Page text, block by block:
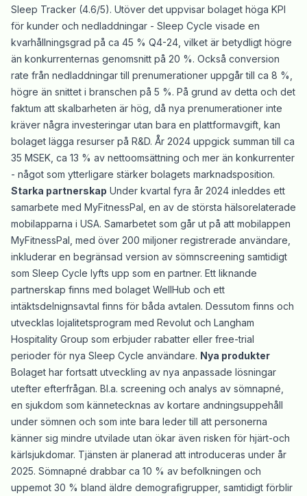
Sleep Tracker (4.6/5). Utöver det uppvisar bolaget höga KPI
för kunder och nedladdningar - Sleep Cycle visade en
kvarhållningsgrad på ca 45 % Q4-24, vilket är betydligt högre
än konkurrenternas genomsnitt på 20 %. Också conversion
rate från nedladdningar till prenumerationer uppgår till ca 8 %,
högre än snittet i branschen på 5 %. På grund av detta och det
faktum att skalbarheten är hög, då nya prenumerationer inte
kräver några investeringar utan bara en plattformavgift, kan
bolaget lägga resurser på R&D. År 2024 uppgick summan till ca
35 MSEK, ca 13 % av nettoomsättning och mer än konkurrenter
- något som ytterligare stärker bolagets marknadsposition.
Starka partnerskap Under kvartal fyra år 2024 inleddes ett
samarbete med MyFitnessPal, en av de största hälsorelaterade
mobilapparna i USA. Samarbetet som går ut på att mobilappen
MyFitnessPal, med över 200 miljoner registrerade användare,
inkluderar en begränsad version av sömnscreening samtidigt
som Sleep Cycle lyfts upp som en partner. Ett liknande
partnerskap finns med bolaget WellHub och ett
intäktsdelnignsavtal finns för båda avtalen. Dessutom finns och
utvecklas lojalitetsprogram med Revolut och Langham
Hospitality Group som erbjuder rabatter eller free-trial
perioder för nya Sleep Cycle användare. Nya produkter
Bolaget har fortsatt utveckling av nya anpassade lösningar
utefter efterfrågan. Bl.a. screening och analys av sömnapné,
en sjukdom som kännetecknas av kortare andningsuppehåll
under sömnen och som inte bara leder till att personerna
känner sig mindre utvilade utan ökar även risken för hjärt-och
kärlsjukdomar. Tjänsten är planerad att introduceras under år
2025. Sömnapné drabbar ca 10 % av befolkningen och
uppemot 30 % bland äldre demografigrupper, samtidigt förblir